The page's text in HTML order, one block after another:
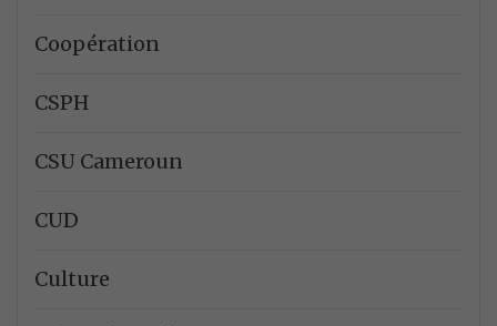
Coopération
CSPH
CSU Cameroun
CUD
Culture